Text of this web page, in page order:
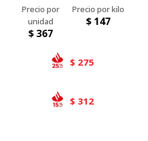
$367
$ 147
$ 275
$ 312